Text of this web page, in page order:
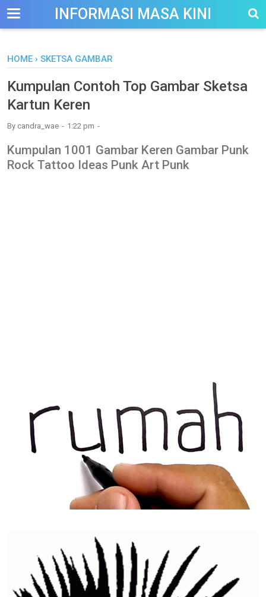
--> INFORMASI MASA KINI
HOME › SKETSA GAMBAR
Kumpulan Contoh Top Gambar Sketsa
Kartun Keren
By candra_wae 1:22 pm
Kumpulan 1001 Gambar Keren Gambar Punk
Rock Tattoo Ideas Punk Art Punk